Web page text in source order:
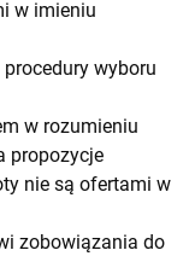
w imieniu
wyboru
w rozumieniu
propozycje
nie są ofertami w
zobowiązania do